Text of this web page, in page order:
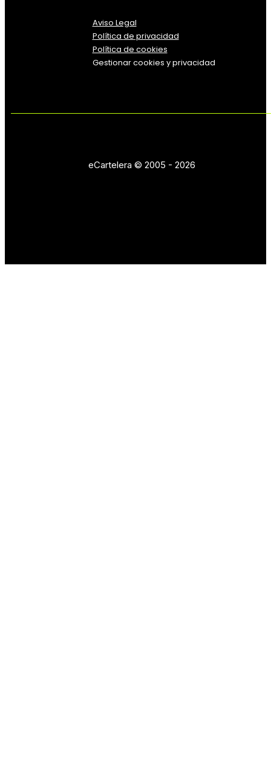
Aviso Legal
Política de privacidad
Política de cookies
Gestionar cookies y privacidad
eCartelera © 2005 - 2026